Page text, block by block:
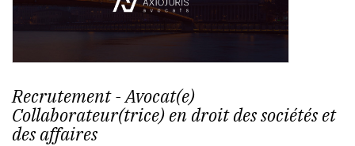
Recrutement - Avocat(e)
Collaborateur(trice) en droit des sociétés et
des affaires